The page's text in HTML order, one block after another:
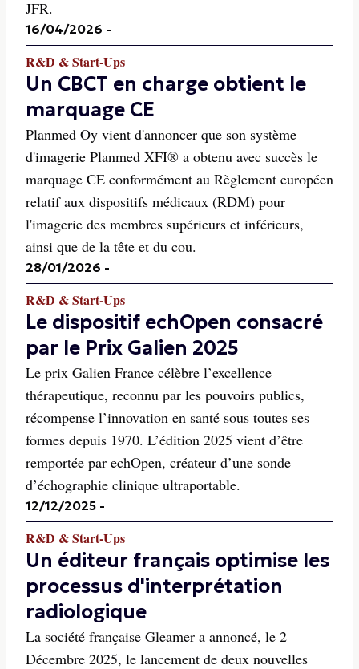
JFR.
16/04/2026 -
R&D & Start-Ups
Un CBCT en charge obtient le
marquage CE
Planmed Oy vient d'annoncer que son système
d'imagerie Planmed XFI® a obtenu avec succès le
marquage CE conformément au Règlement européen
relatif aux dispositifs médicaux (RDM) pour
l'imagerie des membres supérieurs et inférieurs,
ainsi que de la tête et du cou.
28/01/2026 -
R&D & Start-Ups
Le dispositif echOpen consacré
par le Prix Galien 2025
Le prix Galien France célèbre l’excellence
thérapeutique, reconnu par les pouvoirs publics,
récompense l’innovation en santé sous toutes ses
formes depuis 1970. L’édition 2025 vient d’être
remportée par echOpen, créateur d’une sonde
d’échographie clinique ultraportable.
12/12/2025 -
R&D & Start-Ups
Un éditeur français optimise les
processus d'interprétation
radiologique
La société française Gleamer a annoncé, le 2
Décembre 2025, le lancement de deux nouvelles